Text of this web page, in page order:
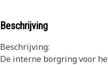
Beschrijving
Beschrijving:
De interne borgring voor